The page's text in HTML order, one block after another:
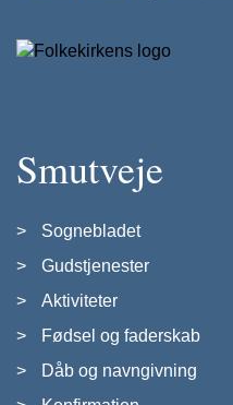
Smutveje
Sognebladet
Gudstjenester
Aktiviteter
Fødsel og faderskab
Dåb og navngivning